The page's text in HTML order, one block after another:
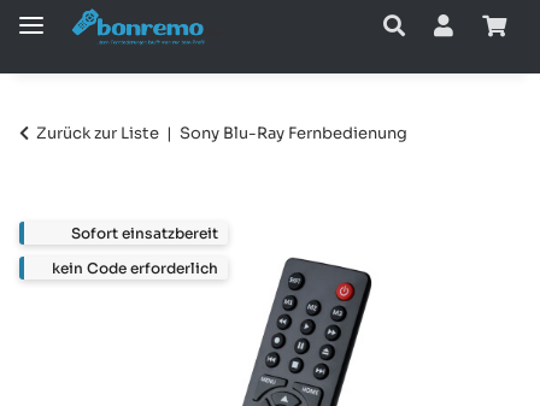
Zurück zur Liste Sony Blu-Ray Fernbedienung